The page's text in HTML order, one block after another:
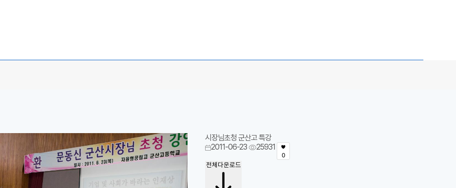
시장님초청 군산고 특강
2011-06-23
25931
0
전체다운로드